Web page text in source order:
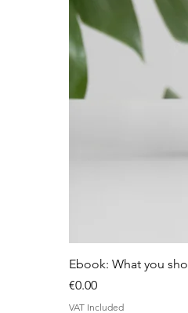
Ebook: What you
Price
€0.00
VAT Included